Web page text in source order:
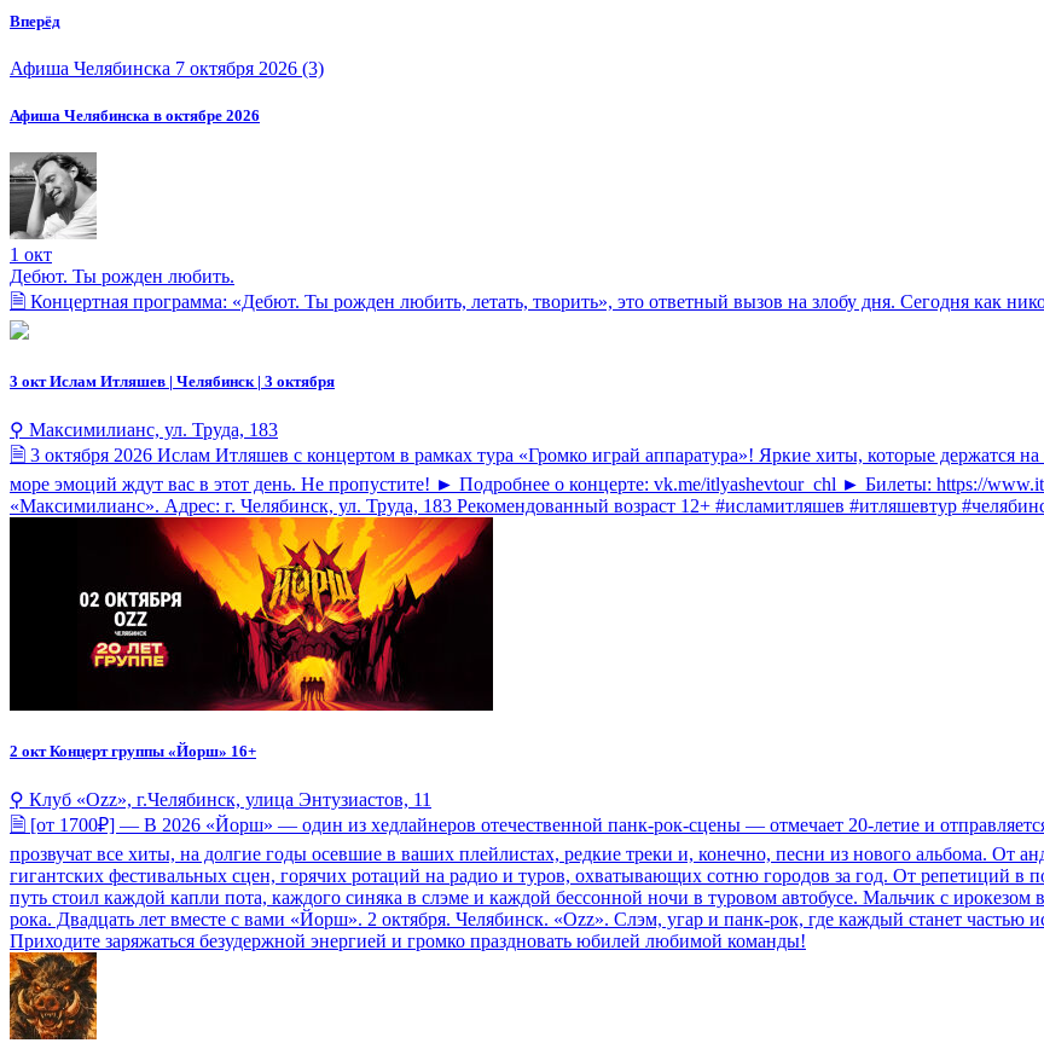
Вперёд
Афиша Челябинска 7 октября 2026 (3)
Афиша Челябинска в октябре 2026
1 окт
Дебют. Ты рожден любить.
🗎 Концертная программа: «Дебют. Ты рожден любить, летать, творить», это ответный вызов на злобу дня. Сегодня как
3 окт Ислам Итляшев | Челябинск | 3 октября
⚲ Максимилианс, ул. Труда, 183
🗎 3 октября 2026 Ислам Итляшев с концертом в рамках тура «Громко играй аппаратура»! Яркие хиты, которые держатся
море эмоций ждут вас в этот день. Не пропустите! ► Подробнее о концерте: vk.me/itlyashevtour_chl ► Билеты: https://
«Максимилианс». Адрес: г. Челябинск, ул. Труда, 183 Рекомендованный возраст 12+ #исламитляшев #итляшевтур
2 окт Концерт группы «Йорш» 16+
⚲ Клуб «Ozz», г.Челябинск, улица Энтузиастов, 11
🗎 [от 1700₽] — В 2026 «Йорш» — один из хедлайнеров отечественной панк-рок-сцены — отмечает 20-летие и
прозвучат все хиты, на долгие годы осевшие в ваших плейлистах, редкие треки и, конечно, песни из нового альбома. От
гигантских фестивальных сцен, горячих ротаций на радио и туров, охватывающих сотню городов за год. От репетиций в
путь стоил каждой капли пота, каждого синяка в слэме и каждой бессонной ночи в туровом автобусе. Мальчик с
рока. Двадцать лет вместе с вами «Йорш». 2 октября. Челябинск. «Ozz». Слэм, угар и панк-рок, где каждый станет частью
Приходите заряжаться безудержной энергией и громко праздновать юбилей любимой команды!